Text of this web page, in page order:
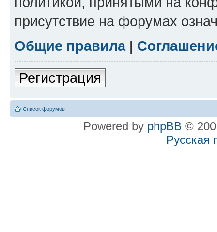
присутствие на форумах
Общие правила|
Регистрация
Список форумов
Powered by phpBB ©
Русская